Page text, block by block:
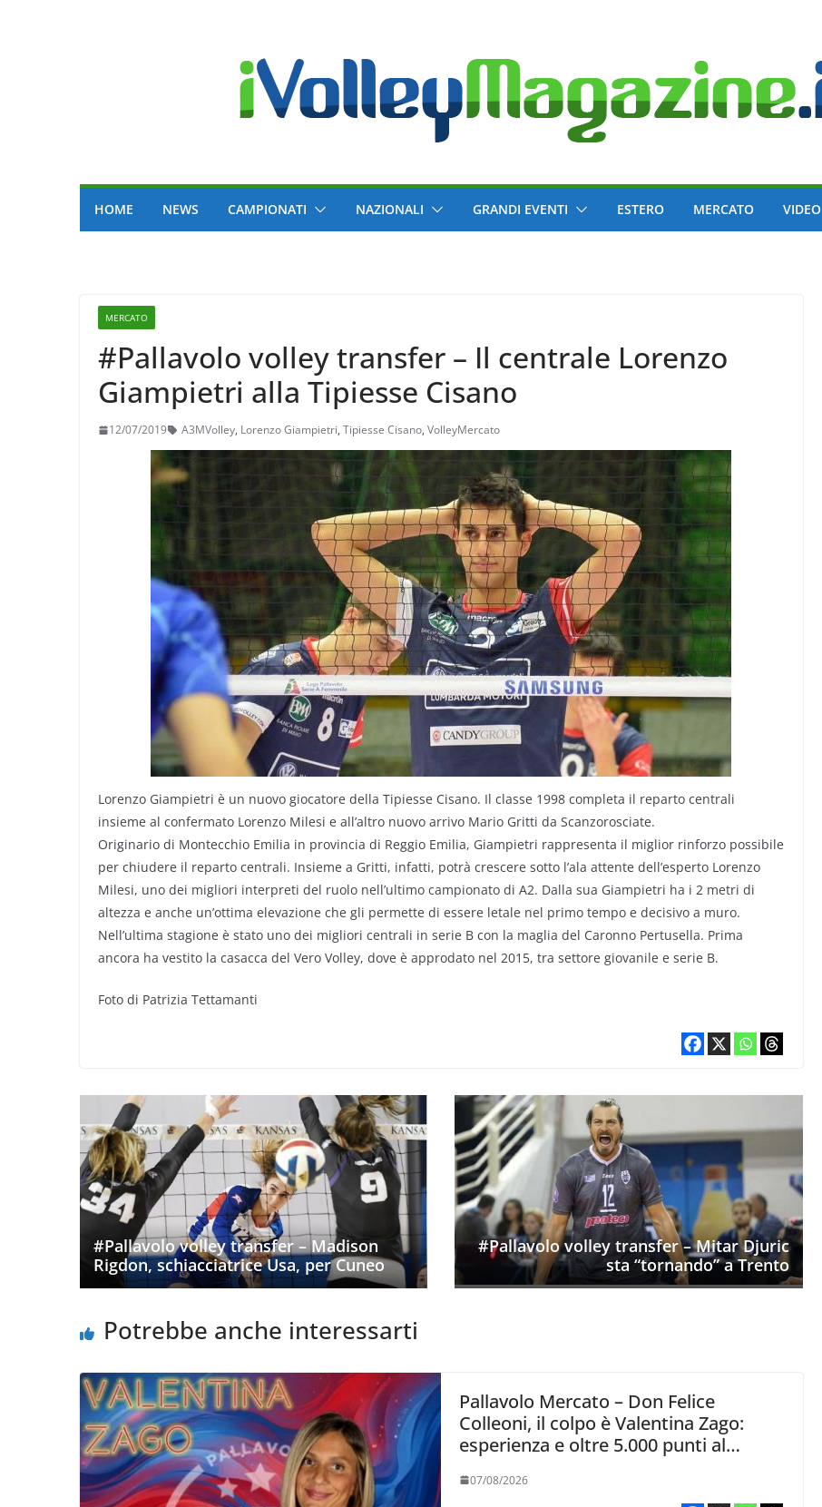
HOME NEWS CAMPIONATI NAZIONALI GRANDI EVENTI ESTERO MERCATO VIDEO
MERCATO
#Pallavolo volley transfer – Il centrale Lorenzo
Giampietri alla Tipiesse Cisano
12/07/2019 A3MVolley, Lorenzo Giampietri, Tipiesse Cisano, VolleyMercato
Lorenzo Giampietri è un nuovo giocatore della Tipiesse Cisano. Il classe 1998 completa il reparto centrali
insieme al confermato Lorenzo Milesi e all’altro nuovo arrivo Mario Gritti da Scanzorosciate.
Originario di Montecchio Emilia in provincia di Reggio Emilia, Giampietri rappresenta il miglior rinforzo possibile
per chiudere il reparto centrali. Insieme a Gritti, infatti, potrà crescere sotto l’ala attente dell’esperto Lorenzo
Milesi, uno dei migliori interpreti del ruolo nell’ultimo campionato di A2. Dalla sua Giampietri ha i 2 metri di
altezza e anche un’ottima elevazione che gli permette di essere letale nel primo tempo e decisivo a muro.
Nell’ultima stagione è stato uno dei migliori centrali in serie B con la maglia del Caronno Pertusella. Prima
ancora ha vestito la casacca del Vero Volley, dove è approdato nel 2015, tra settore giovanile e serie B.
Foto di Patrizia Tettamanti
#Pallavolo volley transfer – Madison
Rigdon, schiacciatrice Usa, per Cuneo
#Pallavolo volley transfer – Mitar Djuric
sta “tornando” a Trento
Potrebbe anche interessarti
Pallavolo Mercato – Don Felice
Colleoni, il colpo è Valentina Zago:
esperienza e oltre 5.000 punti al
07/08/2026